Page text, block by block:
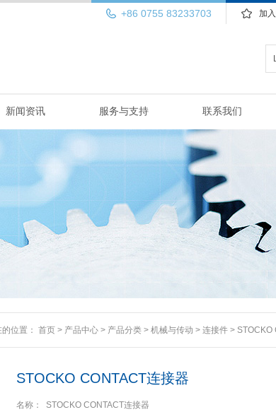
加
+86 0755 83233703
新闻资讯 服务与支持 联系我们
位置： 首页 > 产品中心 > 产品分类 > 机械与传动 > 连接件 > STOCKO
STOCKO CONTACT连接器
名称： STOCKO CONTACT连接器